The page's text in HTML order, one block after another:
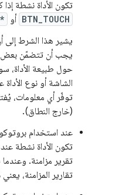
تكون الأداة نشطة
BTN_TOUCH أو
يشير هذا الشرط إلى
يجب أن تتضمّن بعض
حول طبيعة الأداة،
الشاشة أو نوع
توفّر أي معلومات،
(خارج النطاق).
عند استخدام
تكون الأداة نشطة
تقرير مزامنة.
تقارير المزامنة،